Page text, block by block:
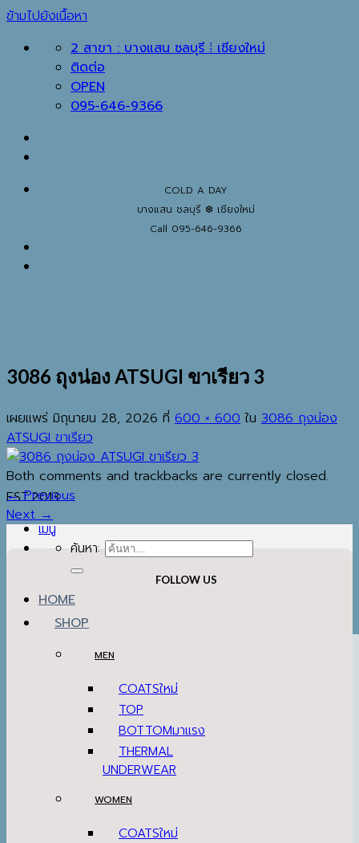
ข้ามไปยังเนื้อหา
2 สาขา : บางแสน ชลบุรี ⁞ เชียงใหม่
ติดต่อ
OPEN
095-646-9366
COLD A DAY
บางแสน ชลบุรี ❆ เชียงใหม่
Call 095-646-9366
EST.2013
เมนู
ค้นหา:
HOME
SHOP
MEN
COATS
TOP
BOTTOM
THERMAL
UNDERWEAR
WOMEN
COATS
3086 ถุงน่อง ATSUGI ขาเรียว 3
เผยแพร่ มิถุนายน 28, 2026 ที่ 600 × 600 ใน 3086 ถุงน่อง
ATSUGI ขาเรียว
Both comments and trackbacks are currently closed.
←Previous
Next→
FOLLOW US